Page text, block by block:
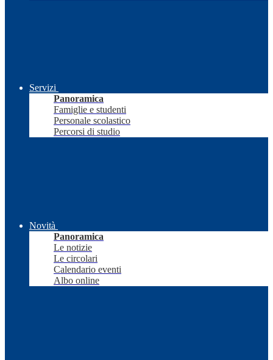
Servizi
Panoramica
Famiglie e studenti
Personale scolastico
Percorsi di studio
Novità
Panoramica
Le notizie
Le circolari
Calendario eventi
Albo online